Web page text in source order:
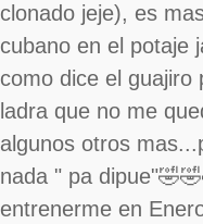
clonado jeje), es
cubano en el potaje
como dice el guajiro
ladra que no me
algunos otros
nada " pa
entrenerme en